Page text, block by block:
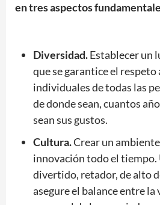
en tres aspectos
Diversidad.Establecer un
que se garantice el respeto
individuales de todas las
de donde sean, cuantos
sean sus gustos.
Cultura.Crear un
innovación todo el
divertido, retador, de alto
asegure el balance entre la